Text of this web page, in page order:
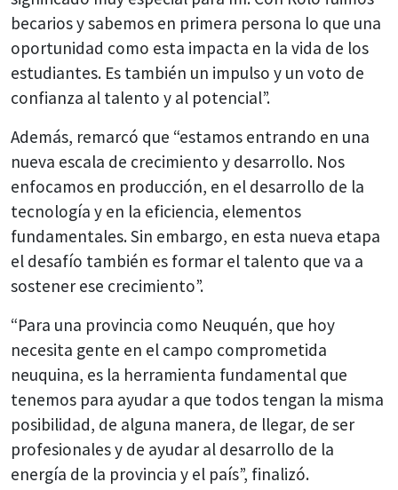
becarios y sabemos en primera persona lo que una
oportunidad como esta impacta en la vida de los
estudiantes. Es también un impulso y un voto de
confianza al talento y al potencial”.
Además, remarcó que “estamos entrando en una
nueva escala de crecimiento y desarrollo. Nos
enfocamos en producción, en el desarrollo de la
tecnología y en la eficiencia, elementos
fundamentales. Sin embargo, en esta nueva etapa
el desafío también es formar el talento que va a
sostener ese crecimiento”.
“Para una provincia como Neuquén, que hoy
necesita gente en el campo comprometida
neuquina, es la herramienta fundamental que
tenemos para ayudar a que todos tengan la misma
posibilidad, de alguna manera, de llegar, de ser
profesionales y de ayudar al desarrollo de la
energía de la provincia y el país”, finalizó.